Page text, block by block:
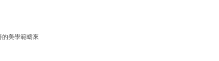
美學範疇來